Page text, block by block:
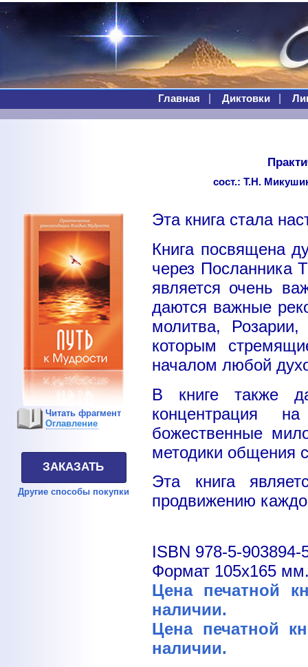
Главная Диктовки
сост.: Т.Н.
Читать фрагмент
Оглавление
ЗАКАЗАТЬ
Другие способы покупки
Эта книга стала
Книга посвящена
через Посланника
является очень
даются важные
молитва,
которым
началом любой
В книге также
концентрация
божественные
методики
Эта книга
продвижению
ISBN 978-5-903894-
Формат 105х165
Цена печатной
наличии.
Цена печатной
наличии.